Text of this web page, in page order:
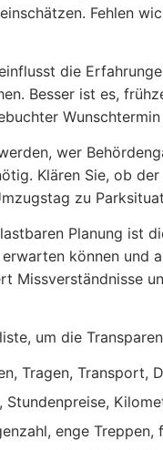
Fehlen
die
Besser ist es,
wer
Klären Sie, ob
zu
Planung ist
können und
Missverständnisse
um die
Tragen, Transport,
Stundenpreise,
enge